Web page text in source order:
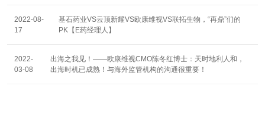
2022-08-
17
基石药业VS云顶新耀VS欧康维视VS联拓生物，“再鼎”们的
PK【E药经理人】
2022-
03-08
出海之我见！——欧康维视CMO陈冬红博士：天时地利人和，
出海时机已成熟！与海外监管机构的沟通很重要！